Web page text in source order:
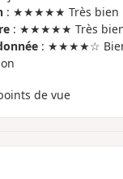
: ★★★★★ Très bien
: ★★★★★ Très
: ★★★★☆
de vue